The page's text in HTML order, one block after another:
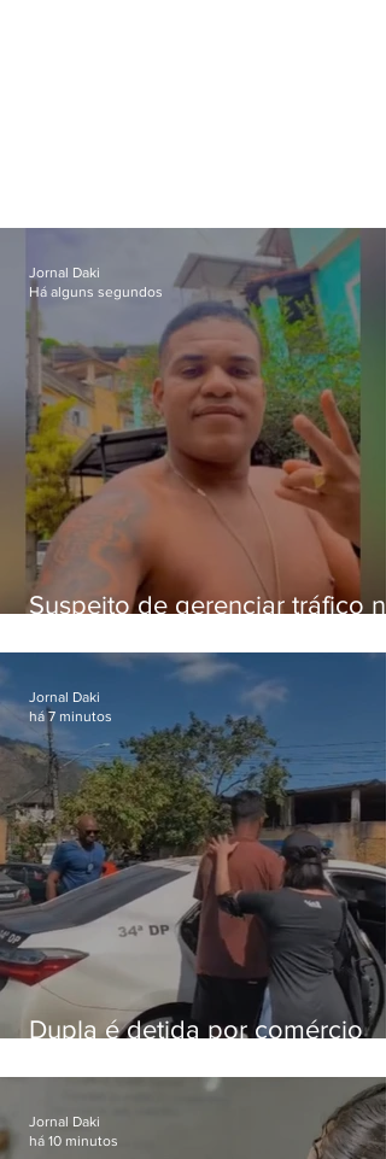
Suspeito de gerenciar tráfico na
foragido
Jornal Daki
Há alguns segundos
Dupla é detida por comércio
Bangu
Jornal Daki
há 7 minutos
Jornal Daki
há 10 minutos